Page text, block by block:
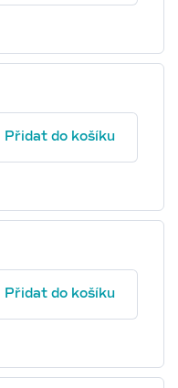
Přidat do košíku
Přidat do košíku